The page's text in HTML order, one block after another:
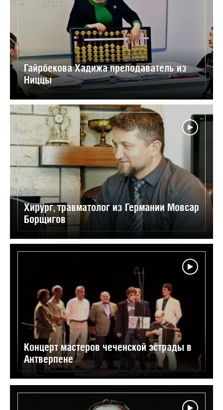
Гайрбекова Хадижа преподаватель из
Ниццы
Хирург, травматолог из Германии Мовсар
Борщигов
Концерт мастеров чеченской эстрады в
Антверпене